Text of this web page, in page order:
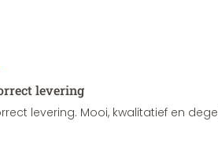
levering
levering. Mooi, kwalitatief en